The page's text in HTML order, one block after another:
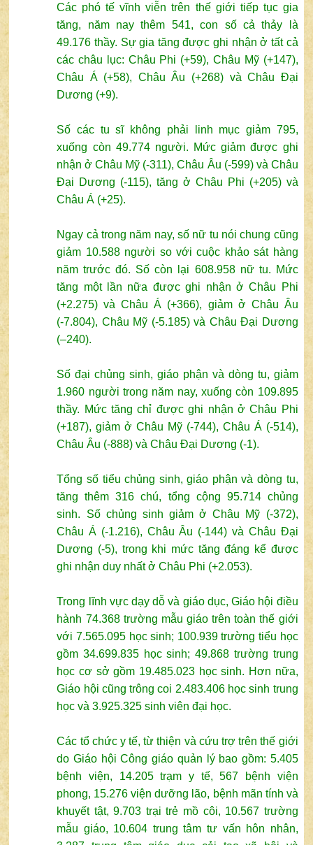
Các phó tế vĩnh viễn trên thế giới tiếp tục gia
tăng, năm nay thêm 541, con số cả thảy là
49.176 thầy. Sự gia tăng được ghi nhận ở tất cả
các châu lục: Châu Phi (+59), Châu Mỹ (+147),
Châu Á (+58), Châu Âu (+268) và Châu Đại
Dương (+9).
Số các tu sĩ không phải linh mục giảm 795,
xuống còn 49.774 người. Mức giảm được ghi
nhận ở Châu Mỹ (-311), Châu Âu (-599) và Châu
Đại Dương (-115), tăng ở Châu Phi (+205) và
Châu Á (+25).
Ngay cả trong năm nay, số nữ tu nói chung cũng
giảm 10.588 người so với cuộc khảo sát hàng
năm trước đó. Số còn lại 608.958 nữ tu. Mức
tăng một lần nữa được ghi nhận ở Châu Phi
(+2.275) và Châu Á (+366), giảm ở Châu Âu
(-7.804), Châu Mỹ (-5.185) và Châu Đại Dương
(–240).
Số đại chủng sinh, giáo phận và dòng tu, giảm
1.960 người trong năm nay, xuống còn 109.895
thầy. Mức tăng chỉ được ghi nhận ở Châu Phi
(+187), giảm ở Châu Mỹ (-744), Châu Á (-514),
Châu Âu (-888) và Châu Đại Dương (-1).
Tổng số tiểu chủng sinh, giáo phận và dòng tu,
tăng thêm 316 chú, tổng cộng 95.714 chủng
sinh. Số chủng sinh giảm ở Châu Mỹ (-372),
Châu Á (-1.216), Châu Âu (-144) và Châu Đại
Dương (-5), trong khi mức tăng đáng kể được
ghi nhận duy nhất ở Châu Phi (+2.053).
Trong lĩnh vực dạy dỗ và giáo dục, Giáo hội điều
hành 74.368 trường mẫu giáo trên toàn thế giới
với 7.565.095 học sinh; 100.939 trường tiểu học
gồm 34.699.835 học sinh; 49.868 trường trung
học cơ sở gồm 19.485.023 học sinh. Hơn nữa,
Giáo hội cũng trông coi 2.483.406 học sinh trung
học và 3.925.325 sinh viên đại học.
Các tổ chức y tế, từ thiện và cứu trợ trên thế giới
do Giáo hội Công giáo quản lý bao gồm: 5.405
bệnh viện, 14.205 trạm y tế, 567 bệnh viện
phong, 15.276 viện dưỡng lão, bệnh mãn tính và
khuyết tật, 9.703 trại trẻ mồ côi, 10.567 trường
mẫu giáo, 10.604 trung tâm tư vấn hôn nhân,